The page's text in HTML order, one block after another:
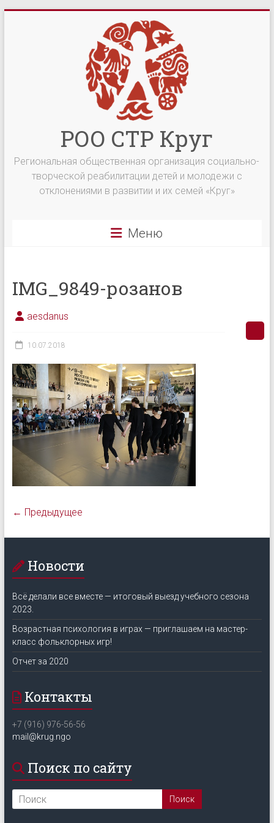
РОО СТР Круг
Региональная общественная организация социально-
творческой реабилитации детей и молодежи с
отклонениями в развитии и их семей «Круг»
Меню
IMG_9849-розанов
aesdanus
10.07.2018
← Предыдущее
Новости
Всё делали все вместе — итоговый выезд учебного сезона
2023.
Возрастная психология в играх — приглашаем на мастер-
класс фольклорных игр!
Отчет за 2020
Контакты
+7 (916) 976-56-56
mail@krug.ngo
Поиск по сайту